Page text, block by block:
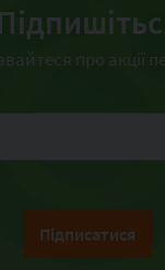
про акції
Підписатися